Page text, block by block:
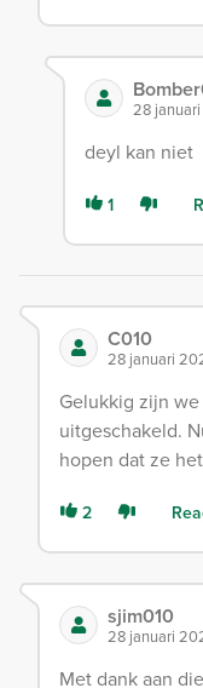
28
deyl kan niet
1
C010
28 januari
Gelukkig zijn
uitgeschakeld.
hopen dat ze
2
sjim010
28 januari
Met dank aan